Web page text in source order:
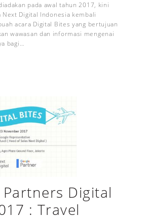
pada awal tahun 2017, kini
Next Digital Indonesia kembali
acara Digital Bites yang bertujuan
wawasan dan informasi mengenai
bagi…
Digital
: Travel